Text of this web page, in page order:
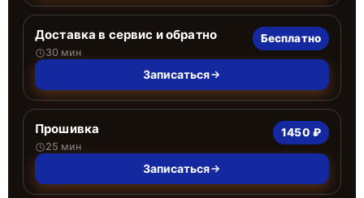
Доставка в сервис и обратно
30 мин
Бесплатно
Записаться
Прошивка
25 мин
1450 ₽
Записаться